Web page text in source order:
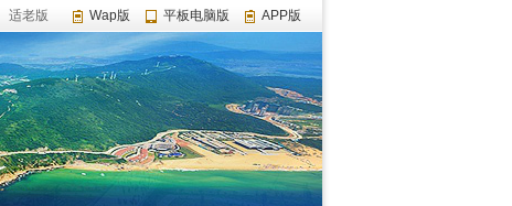
适老版 Wap版 平板电脑版 APP版